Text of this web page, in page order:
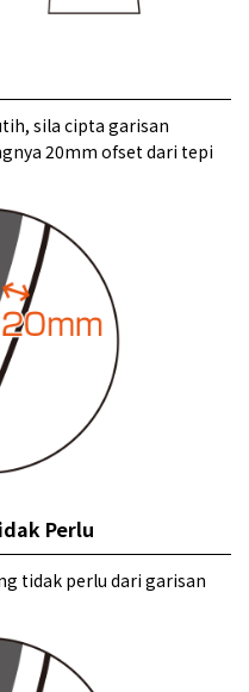
sila cipta garisan
20mm ofset dari tepi
Perlu
tidak perlu dari garisan